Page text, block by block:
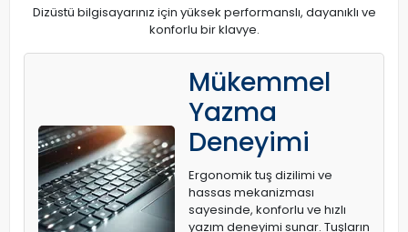
Dizüstü bilgisayarınız için yüksek performanslı, dayanıklı ve
konforlu bir klavye.
Mükemmel
Yazma
Deneyimi
Ergonomik tuş dizilimi ve
hassas mekanizması
sayesinde, konforlu ve hızlı
yazım deneyimi sunar. Tuşların